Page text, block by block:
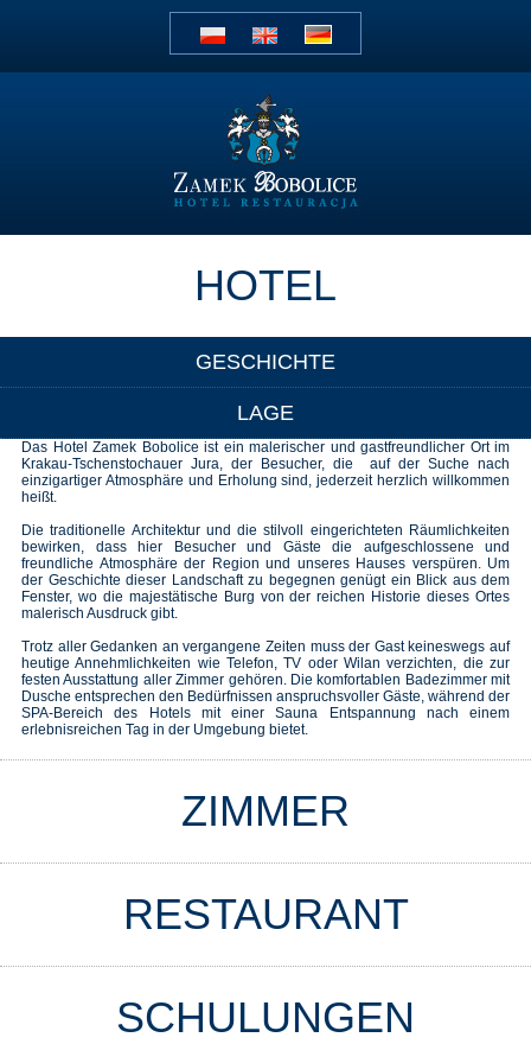
HOTEL
GESCHICHTE
LAGE
Das Hotel Zamek Bobolice ist ein malerischer und gastfreundlicher Ort im
Krakau-Tschenstochauer Jura, der Besucher, die auf der Suche nach
einzigartiger Atmosphäre und Erholung sind, jederzeit herzlich willkommen
heißt.
Die traditionelle Architektur und die stilvoll eingerichteten Räumlichkeiten
bewirken, dass hier Besucher und Gäste die aufgeschlossene und
freundliche Atmosphäre der Region und unseres Hauses verspüren. Um
der Geschichte dieser Landschaft zu begegnen genügt ein Blick aus dem
Fenster, wo die majestätische Burg von der reichen Historie dieses Ortes
malerisch Ausdruck gibt.
Trotz aller Gedanken an vergangene Zeiten muss der Gast keineswegs auf
heutige Annehmlichkeiten wie Telefon, TV oder Wilan verzichten, die zur
festen Ausstattung aller Zimmer gehören. Die komfortablen Badezimmer mit
Dusche entsprechen den Bedürfnissen anspruchsvoller Gäste, während der
SPA-Bereich des Hotels mit einer Sauna Entspannung nach einem
erlebnisreichen Tag in der Umgebung bietet.
ZIMMER
RESTAURANT
SCHULUNGEN